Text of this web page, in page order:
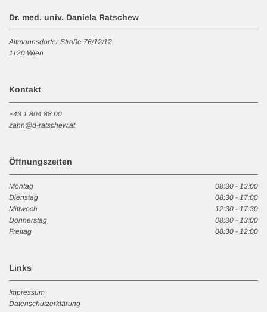
Dr. med. univ. Daniela Ratschew
Altmannsdorfer Straße 76/12/12
1120 Wien
Kontakt
+43 1 804 88 00
zahn@d-ratschew.at
Öffnungszeiten
Montag
08:30 - 13:00
Dienstag
08:30 - 17:00
Mittwoch
12:30 - 17:30
Donnerstag
08:30 - 13:00
Freitag
08:30 - 12:00
Links
Impressum
Datenschutzerklärung